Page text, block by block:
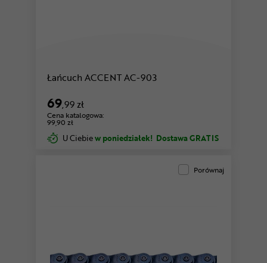
Łańcuch ACCENT AC-903
69,99 zł
Cena katalogowa:
99,90 zł
U Ciebiew poniedziałek! Dostawa GRATIS
Porównaj